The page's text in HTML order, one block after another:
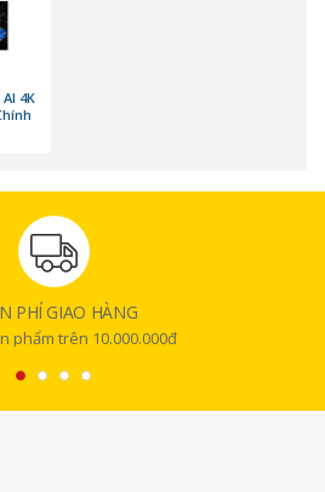
cùng HDR10
giải 4K UHD (3840 x 2160) mang đến số
với TV Full HD thông thường. Nhờ đó,
thể thao yêu thích. Công nghệ HDR10
độ sáng, cải thiện độ tương phản và
4K
PHÍ GIAO HÀNG
phẩm trên 10.000.000đ